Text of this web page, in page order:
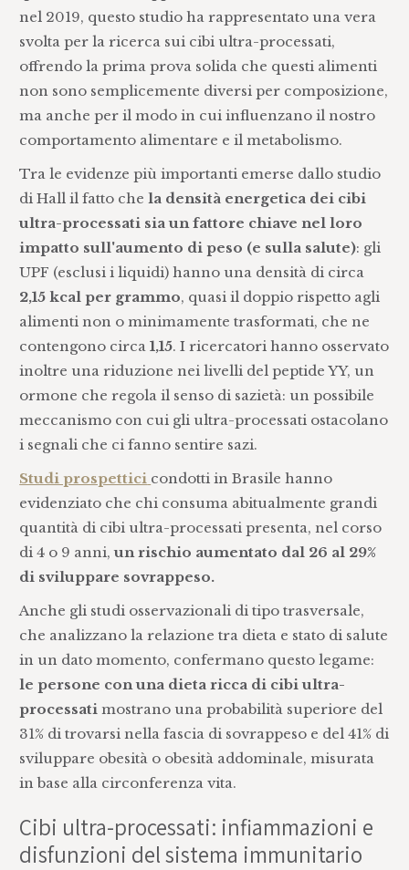
nel 2019, questo studio ha rappresentato una vera
svolta per la ricerca sui cibi ultra-processati,
offrendo la prima prova solida che questi alimenti
non sono semplicemente diversi per composizione,
ma anche per il modo in cui influenzano il nostro
comportamento alimentare e il metabolismo.
Tra le evidenze più importanti emerse dallo studio
di Hall il fatto chela densità energetica dei cibi
ultra-processati sia un fattore chiave nel loro
impatto sull'aumento di peso (e sulla salute): gli
UPF (esclusi i liquidi) hanno una densità di circa
2,15 kcal per grammo, quasi il doppio rispetto agli
alimenti non o minimamente trasformati, che ne
contengono circa1,15. I ricercatori hanno osservato
inoltre una riduzione nei livelli del peptide YY, un
ormone che regola il senso di sazietà: un possibile
meccanismo con cui gli ultra-processati ostacolano
i segnali che ci fanno sentire sazi.
Studi prospettici condotti in Brasile hanno
evidenziato che chi consuma abitualmente grandi
quantità di cibi ultra-processati presenta, nel corso
di 4 o 9 anni,un rischio aumentato dal 26 al 29%
di sviluppare sovrappeso.
Anche gli studi osservazionali di tipo trasversale,
che analizzano la relazione tra dieta e stato di salute
in un dato momento, confermano questo legame:
le persone con una dieta ricca di cibi ultra-
processati mostrano una probabilità superiore del
31% di trovarsi nella fascia di sovrappeso e del 41% di
sviluppare obesità o obesità addominale, misurata
in base alla circonferenza vita.
Cibi ultra-processati: infiammazioni e
disfunzioni del sistema immunitario